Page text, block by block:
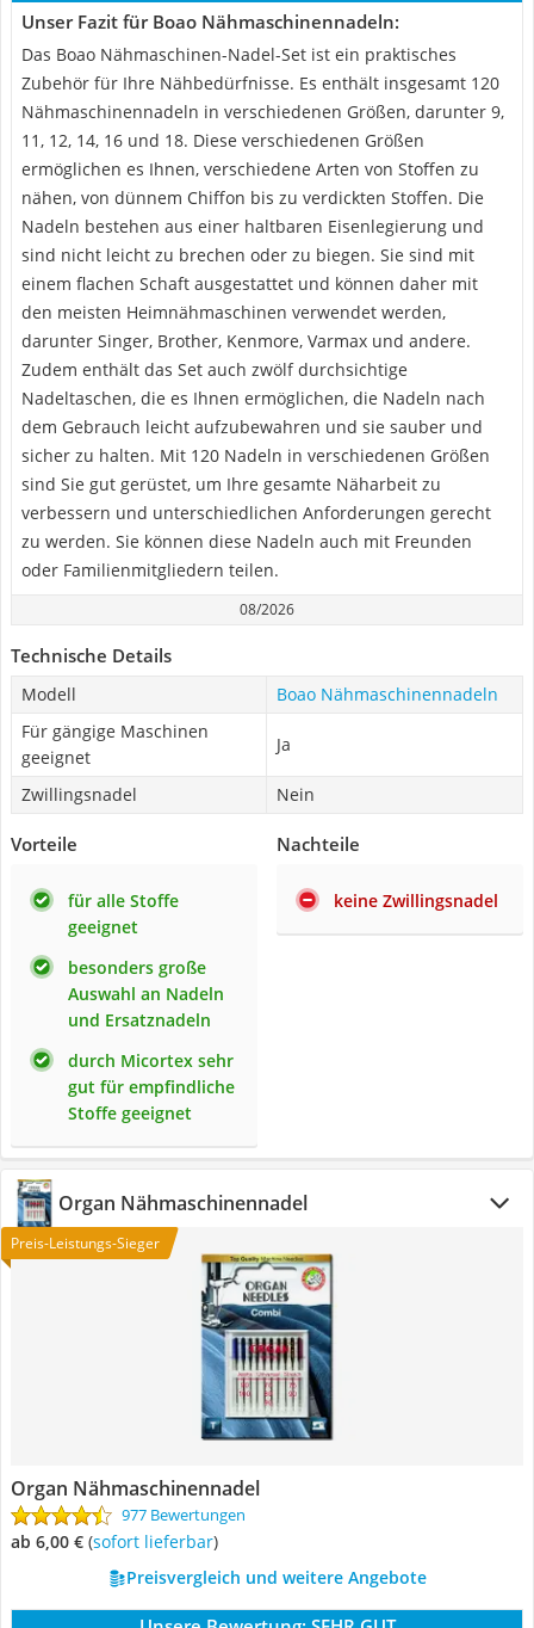
Unser Fazit für Boao Nähmaschinennadeln:
Das Boao Nähmaschinen-Nadel-Set ist ein praktisches
Zubehör für Ihre Nähbedürfnisse. Es enthält insgesamt 120
Nähmaschinennadeln in verschiedenen Größen, darunter 9,
11, 12, 14, 16 und 18. Diese verschiedenen Größen
ermöglichen es Ihnen, verschiedene Arten von Stoffen zu
nähen, von dünnem Chiffon bis zu verdickten Stoffen. Die
Nadeln bestehen aus einer haltbaren Eisenlegierung und
sind nicht leicht zu brechen oder zu biegen. Sie sind mit
einem flachen Schaft ausgestattet und können daher mit
den meisten Heimnähmaschinen verwendet werden,
darunter Singer, Brother, Kenmore, Varmax und andere.
Zudem enthält das Set auch zwölf durchsichtige
Nadeltaschen, die es Ihnen ermöglichen, die Nadeln nach
dem Gebrauch leicht aufzubewahren und sie sauber und
sicher zu halten. Mit 120 Nadeln in verschiedenen Größen
sind Sie gut gerüstet, um Ihre gesamte Näharbeit zu
verbessern und unterschiedlichen Anforderungen gerecht
zu werden. Sie können diese Nadeln auch mit Freunden
oder Familienmitgliedern teilen.
08/2026
Technische Details
Modell
Boao Nähmaschinennadeln
Für gängige Maschinen
geeignet
Ja
Zwillingsnadel Nein
Vorteile
für alle Stoffe
geeignet
besonders große
Auswahl an Nadeln
und Ersatznadeln
durch Micortex sehr
gut für empfindliche
Stoffe geeignet
Nachteile
keine Zwillingsnadel
Organ Nähmaschinennadel
Preis-Leistungs-Sieger
Organ Nähmaschinennadel
977 Bewertungen
ab 6,00 € ( Sofort lieferbar)
Preisvergleich und weitere Angebote